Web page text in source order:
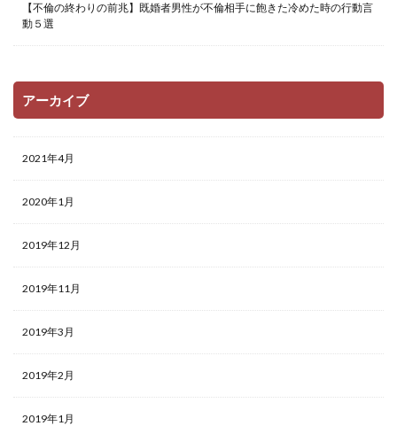
【不倫の終わりの前兆】既婚者男性が不倫相手に飽きた冷めた時の行動言
動５選
アーカイブ
2021年4月
2020年1月
2019年12月
2019年11月
2019年3月
2019年2月
2019年1月